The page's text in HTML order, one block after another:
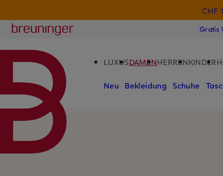
CHF
Breuninger
Gratis
LUXUSDAMENHERRENKINDER
Neu Bekleidung Schuhe